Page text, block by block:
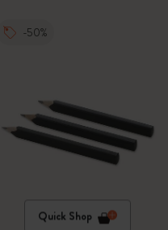
-50%
Quick Shop